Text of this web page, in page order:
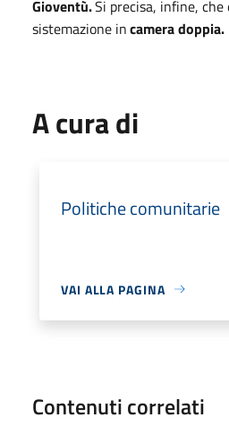
Gioventù.Si precisa, infine,
sistemazione incamera doppia.
A cura di
Politiche comunitarie
VAI ALLA PAGINA
Contenuti correlati